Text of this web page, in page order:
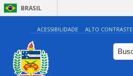
BRASIL
ACESSIBILIDADE ALTO CONTRASTE